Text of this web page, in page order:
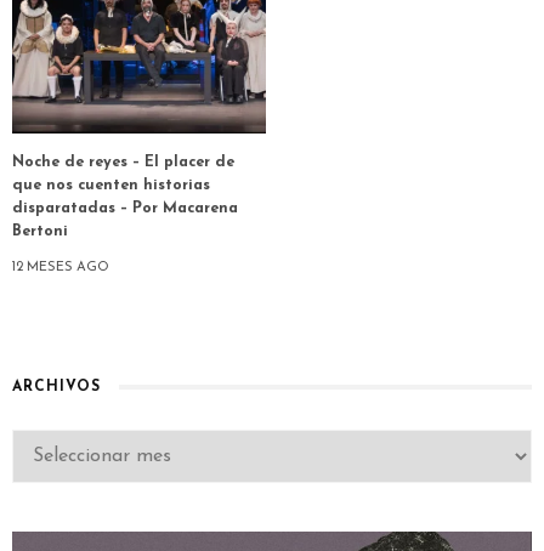
Noche de reyes – El placer de
que nos cuenten historias
disparatadas – Por Macarena
Bertoni
12 MESES AGO
ARCHIVOS